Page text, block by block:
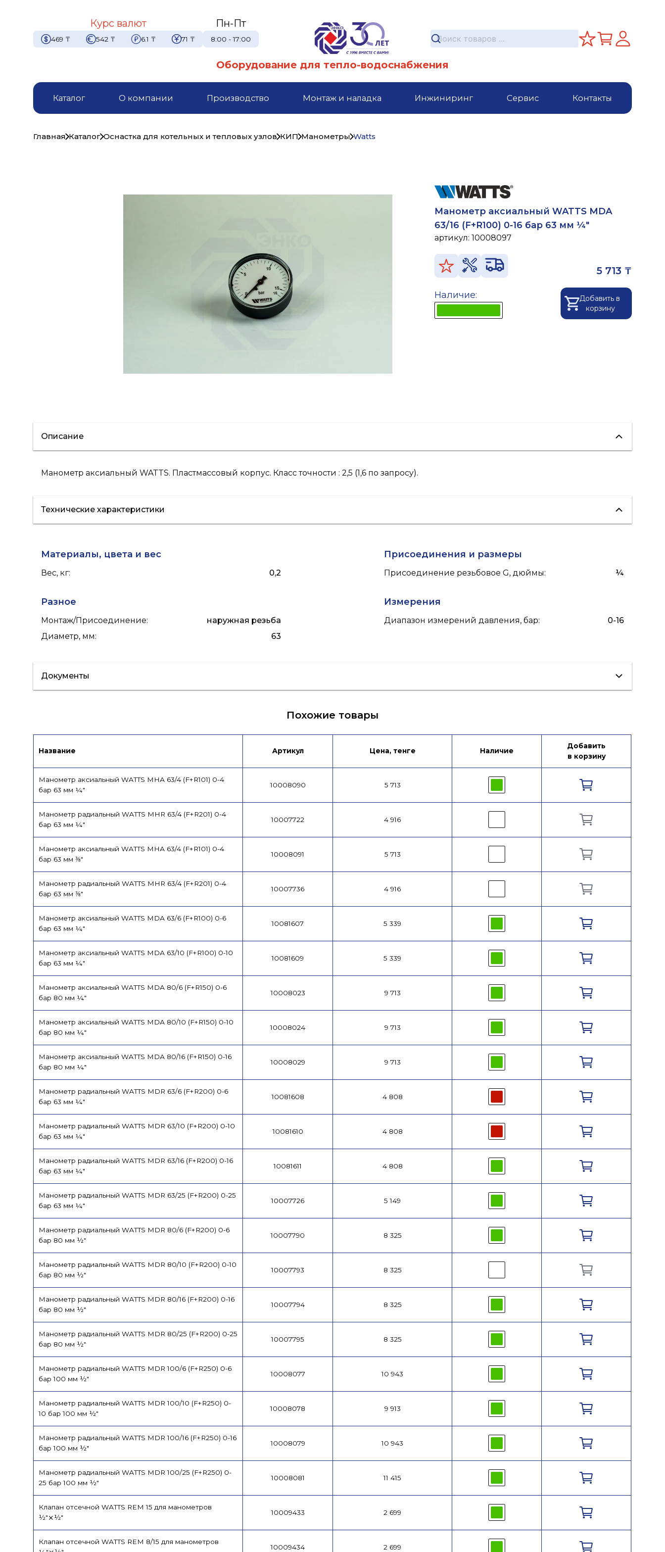
Курс валют
469 ₸ 542 ₸ 6.1 ₸ 71 ₸
Пн-Пт
8:00 - 17:00
Оборудование для тепло-водоснабжения
Каталог О компании Производство Монтаж и наладка Инжиниринг Сервис Контакты
Главная Каталог Оснастка для котельных и тепловых узлов КИП Манометры Watts
Манометр аксиальный WATTS MDA
63/16 (F+R100) 0-16 бар 63 мм ¼"
артикул: 10008097
5 713 ₸
Наличие:
Добавить в
корзину
Описание
Манометр аксиальный WATTS. Пластмассовый корпус. Класс точности : 2,5 (1,6 по запросу).
Технические характеристики
Материалы, цвета и вес
Вес, кг: 0,2
Присоединения и размеры
Присоединение резьбовое G, дюймы: ¼
Разное
Монтаж/Присоединение:
наружная резьба
Диаметр, мм: 63
Измерения
Диапазон измерений давления, бар: 0-16
Документы
Похожие товары
Название Артикул Цена, тенге Наличие
Добавить
в корзину
Манометр аксиальный WATTS MHA 63/4 (F+R101) 0-4
бар 63 мм ¼"
10008090 5 713
Манометр радиальный WATTS MHR 63/4 (F+R201) 0-4
бар 63 мм ¼"
10007722 4 916
Манометр аксиальный WATTS MHA 63/4 (F+R101) 0-4
бар 63 мм ⅜"
10008091 5 713
Манометр радиальный WATTS MHR 63/4 (F+R201) 0-4
бар 63 мм ⅜"
10007736 4 916
Манометр аксиальный WATTS MDA 63/6 (F+R100) 0-6
бар 63 мм ¼"
10081607 5 339
Манометр аксиальный WATTS MDA 63/10 (F+R100) 0-10
бар 63 мм ¼"
10081609 5 339
Манометр аксиальный WATTS MDA 80/6 (F+R150) 0-6
бар 80 мм ¼"
10008023 9 713
Манометр аксиальный WATTS MDA 80/10 (F+R150) 0-10
бар 80 мм ¼"
10008024 9 713
Манометр аксиальный WATTS MDA 80/16 (F+R150) 0-16
бар 80 мм ¼"
10008029 9 713
Манометр радиальный WATTS MDR 63/6 (F+R200) 0-6
бар 63 мм ¼"
10081608 4 808
Манометр радиальный WATTS MDR 63/10 (F+R200) 0-10
бар 63 мм ¼"
10081610 4 808
Манометр радиальный WATTS MDR 63/16 (F+R200) 0-16
бар 63 мм ¼"
10081611 4 808
Манометр радиальный WATTS MDR 63/25 (F+R200) 0-25
бар 63 мм ¼"
10007726 5 149
Манометр радиальный WATTS MDR 80/6 (F+R200) 0-6
бар 80 мм ½"
10007790 8 325
Манометр радиальный WATTS MDR 80/10 (F+R200) 0-10
бар 80 мм ½"
10007793 8 325
Манометр радиальный WATTS MDR 80/16 (F+R200) 0-16
бар 80 мм ½"
10007794 8 325
Манометр радиальный WATTS MDR 80/25 (F+R200) 0-25
бар 80 мм ½"
10007795 8 325
Манометр радиальный WATTS MDR 100/6 (F+R250) 0-6
бар 100 мм ½"
10008077 10 943
Манометр радиальный WATTS MDR 100/10 (F+R250) 0-
10 бар 100 мм ½"
10008078 9 913
Манометр радиальный WATTS MDR 100/16 (F+R250) 0-16
бар 100 мм ½"
10008079 10 943
Манометр радиальный WATTS MDR 100/25 (F+R250) 0-
25 бар 100 мм ½"
10008081 11 415
Клапан отсечной WATTS REM 15 для манометров
½"⨯½"
10009433 2 699
Клапан отсечной WATTS REM 8/15 для манометров
10009434 2 699